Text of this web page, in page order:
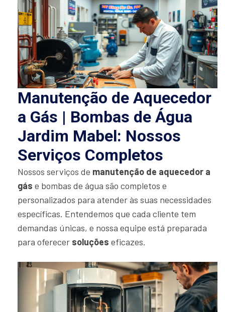
Manutenção de Aquecedor
a Gás | Bombas de Água
Jardim Mabel: Nossos
Serviços Completos
Nossos serviços de manutenção de aquecedor a
gás e bombas de água são completos e
personalizados para atender às suas necessidades
específicas. Entendemos que cada cliente tem
demandas únicas, e nossa equipe está preparada
para oferecer soluções eficazes.